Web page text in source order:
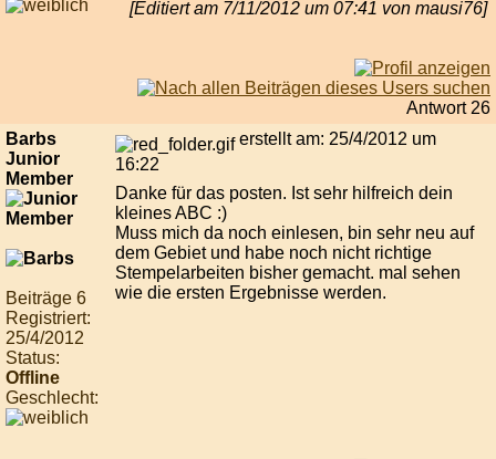
[Editiert am 7/11/2012 um 07:41 von mausi76]
Antwort 26
Barbs
Junior
Member
Beiträge 6
Registriert:
25/4/2012
Status:
Offline
Geschlecht:
erstellt am: 25/4/2012 um
16:22
Danke für das posten. Ist sehr hilfreich dein
kleines ABC :)
Muss mich da noch einlesen, bin sehr neu auf
dem Gebiet und habe noch nicht richtige
Stempelarbeiten bisher gemacht. mal sehen
wie die ersten Ergebnisse werden.